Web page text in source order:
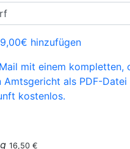
hinzufügen
mit einem kompletten,
als PDF-Datei
kostenlos.
16,50 €